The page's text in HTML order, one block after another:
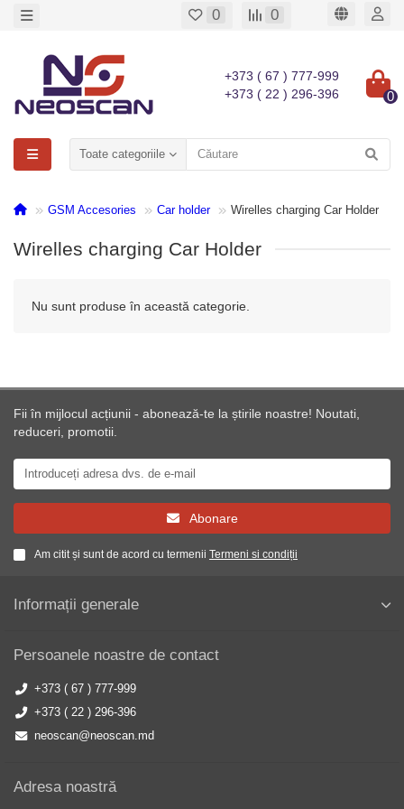
0 0
+373 ( 67 ) 777-999
+373 ( 22 ) 296-396
0
Toate categoriile
GSM Accesories Car holder Wirelles charging Car Holder
Wirelles charging Car Holder
Nu sunt produse în această categorie.
Fii în mijlocul acțiunii - abonează-te la știrile noastre! Noutati,
reduceri, promotii.
Abonare
Am citit și sunt de acord cu termenii Termeni si condiții
Informații generale
Persoanele noastre de contact
+373 ( 67 ) 777-999
+373 ( 22 ) 296-396
neoscan@neoscan.md
Adresa noastră